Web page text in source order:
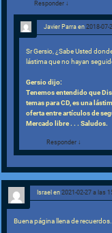
Responder ↓
Javier Parra en2018-07-
Sr Gersio, ¿Sabe Usted
lástima que no hayan
Gersio dijo:
Tenemos entendido que
temas para CD, es una
oferta entre artículos de
Mercado libre . . . Saludos.
Responder ↓
Israel en2021-02-27 a las
Buena página llena de recuerdos.